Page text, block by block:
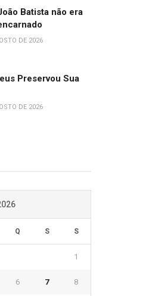
Batista não era
DE 2026
Preservou Sua
DE 2026
Q S S
1
6 7 8